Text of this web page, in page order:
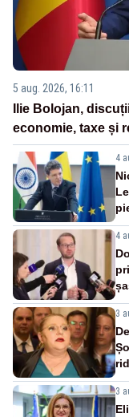
5 aug. 2026, 16:11
Ilie Bolojan,
economie, taxe și
4
4
3
3